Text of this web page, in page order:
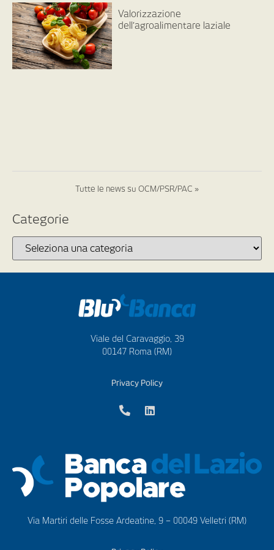
Valorizzazione
dell’agroalimentare laziale
Tutte le news su OCM/PSR/PAC »
Categorie
Viale del Caravaggio, 39
00147 Roma (RM)
Privacy Policy
Via Martiri delle Fosse Ardeatine, 9 – 00049 Velletri (RM)